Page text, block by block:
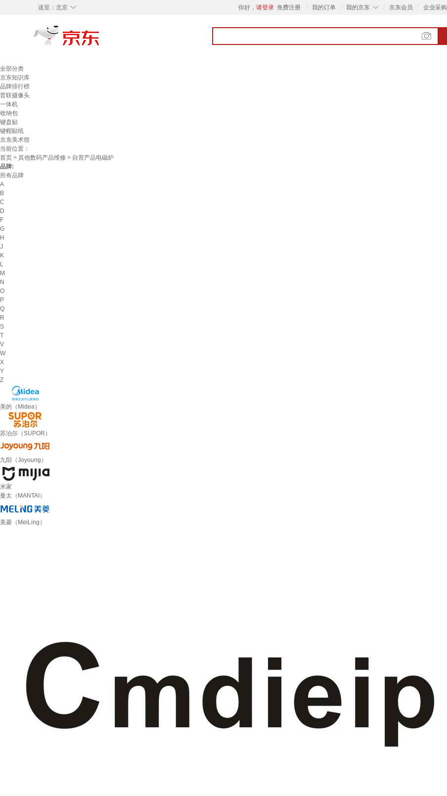
◇
送至： 北京 你好， 请登录 免费注册 我的订单 ◇
我的京东 京东会员 企业采购
全部分类
京东知识库
品牌排行榜
普联摄像头
一体机
收纳包
键盘贴
键帽贴纸
京东美术馆
当前位置：
首页 > 其他数码产品维修 > 自营产品电磁炉
品牌:
所有品牌
A
B
C
D
F
G
H
J
K
L
M
N
O
P
Q
R
S
T
V
W
X
Y
Z
美的（Midea）
苏泊尔（SUPOR）
九阳（Joyoung）
米家
曼太（MANTAI）
美菱（MeiLing）